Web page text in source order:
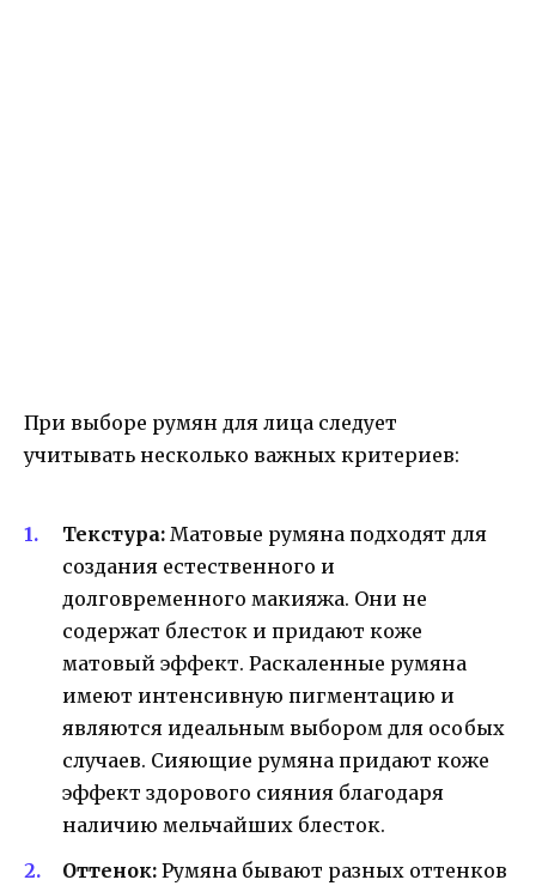
При выборе румян для лица следует
учитывать несколько важных критериев:
Текстура: Матовые румяна подходят для
создания естественного и
долговременного макияжа. Они не
содержат блесток и придают коже
матовый эффект. Раскаленные румяна
имеют интенсивную пигментацию и
являются идеальным выбором для особых
случаев. Сияющие румяна придают коже
эффект здорового сияния благодаря
наличию мельчайших блесток.
Оттенок: Румяна бывают разных оттенков